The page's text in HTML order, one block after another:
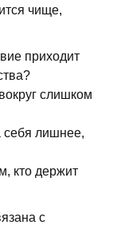
чище,
приходит
слишком
себя лишнее,
кто держит
с